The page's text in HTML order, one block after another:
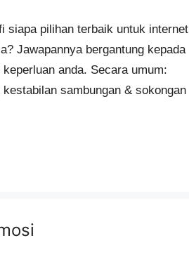
siapa pilihan terbaik untuk internet
Jawapannya bergantung kepada
anda. Secara umum:
sambungan & sokongan